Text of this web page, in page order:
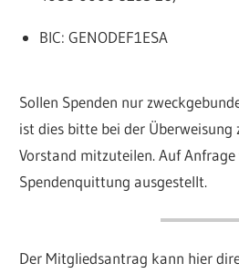
BIC: GENODEF1ESA
Sollen Spenden nur
ist dies bitte bei der Überweisung
Vorstand mitzuteilen. Auf
Spendenquittung ausgestellt.
Der Mitgliedsantrag kann hier